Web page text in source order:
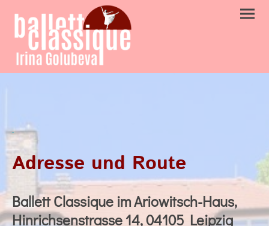
.
Adresse und Route
Ballett Classique im Ariowitsch-Haus,
Hinrichsenstrasse 14, 04105 Leipzig